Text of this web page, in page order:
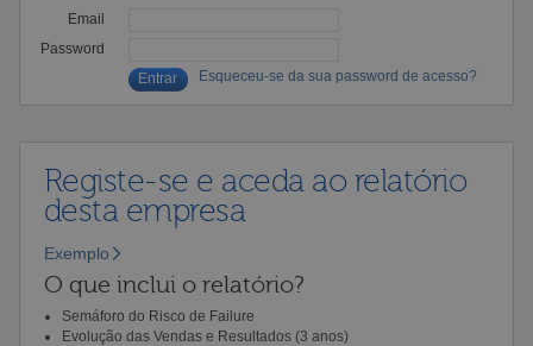
Email
Password
Esqueceu-se da sua password de acesso?
Registe-se e aceda ao relatório
desta empresa
Exemplo
O que inclui o relatório?
Semáforo do Risco de Failure
Evolução das Vendas e Resultados (3 anos)